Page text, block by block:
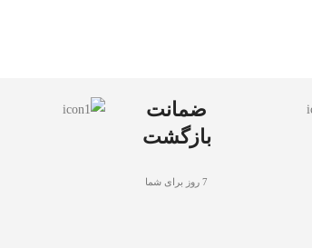
ضمانت
بازگشت
7 روز برای شما